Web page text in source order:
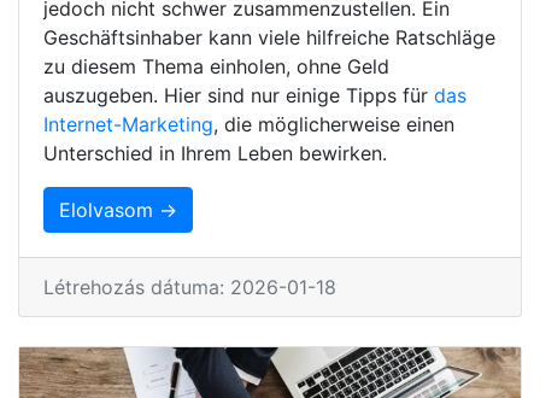
jedoch nicht schwer zusammenzustellen. Ein
Geschäftsinhaber kann viele hilfreiche Ratschläge
zu diesem Thema einholen, ohne Geld
auszugeben. Hier sind nur einige Tipps für das
Internet-Marketing, die möglicherweise einen
Unterschied in Ihrem Leben bewirken.
Elolvasom →
Létrehozás dátuma: 2026-01-18